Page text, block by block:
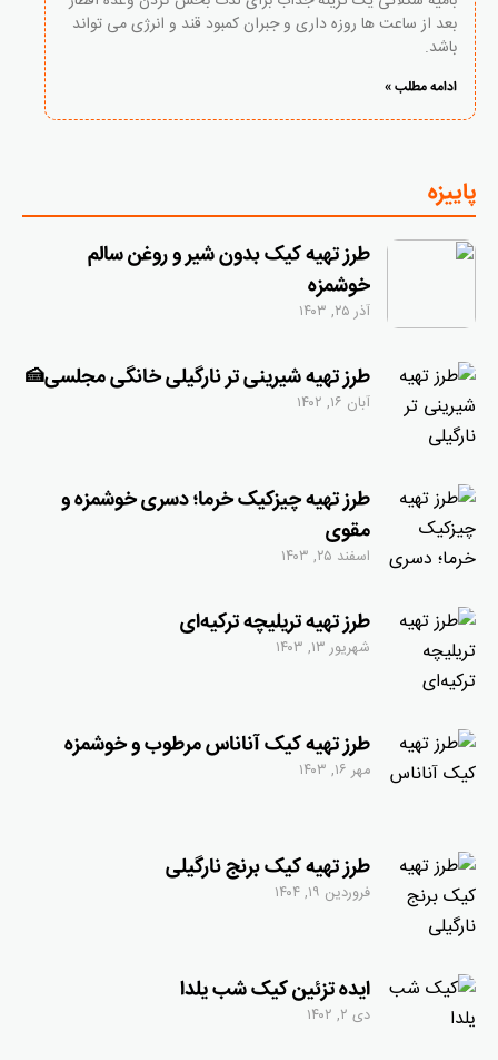
بعد از ساعت ها روزه داری و جبران کمبود قند و انرژی می تواند
باشد.
ادامه مطلب »
پاییزه
طرز تهیه کیک بدون شیر و روغن سالم
خوشمزه
آذر ۲۵, ۱۴۰۳
طرز تهیه شیرینی تر نارگیلی خانگی مجلسی🍰
آبان ۱۶, ۱۴۰۲
طرز تهیه چیزکیک خرما؛ دسری خوشمزه و
مقوی
اسفند ۲۵, ۱۴۰۳
طرز تهیه تریلیچه ترکیه‌ای
شهریور ۱۳, ۱۴۰۳
طرز تهیه کیک آناناس مرطوب و خوشمزه
مهر ۱۶, ۱۴۰۳
طرز تهیه کیک برنج نارگیلی
فروردین ۱۹, ۱۴۰۴
ایده تزئین کیک شب یلدا
دی ۲, ۱۴۰۲